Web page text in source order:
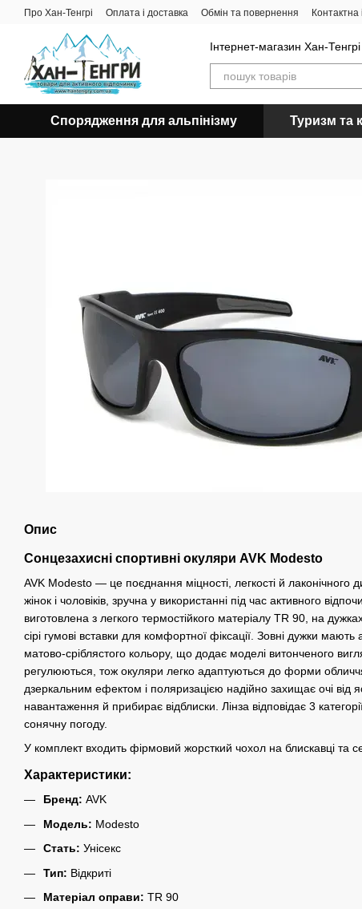
Перейти до основного контенту
Про Хан-Тенгрі Оплата і доставка Обмін та повернення Контактна
Інтернет-магазин Хан-
Спорядження для альпінізму Туризм та
Опис
Сонцезахисні спортивні окуляри AVK Modesto
AVK Modesto — це поєднання міцності, легкості й лаконічного
жінок і чоловіків, зручна у використанні під час активного
виготовлена з легкого термостійкого матеріалу TR 90, на
сірі гумові вставки для комфортної фіксації. Зовні дужки
матово-сріблястого кольору, що додає моделі витонченого
регулюються, тож окуляри легко адаптуються до форми
дзеркальним ефектом і поляризацією надійно захищає очі від
навантаження й прибирає відблиски. Лінза відповідає 3
сонячну погоду.
У комплект входить фірмовий жорсткий чохол на блискавці та
Характеристики:
Бренд: AVK
Модель: Modesto
Стать: Унісекс
Тип: Відкриті
Матеріал оправи: TR 90